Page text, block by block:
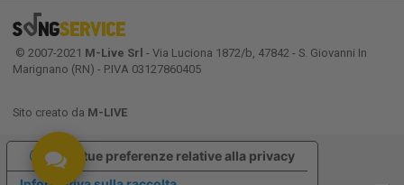
© 2007-2021 M-Live Srl - Via Luciona 1872/b, 47842 - S. Giovanni In
Marignano (RN) - P.IVA 03127860405
Sito creato da M-LIVE
Le tue preferenze relative alla privacy